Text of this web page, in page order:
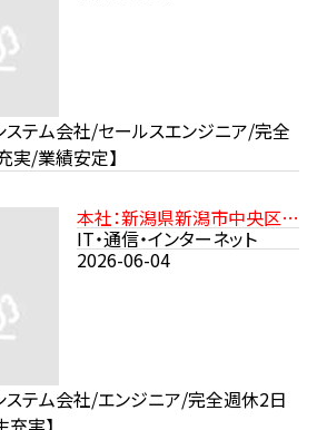
ステム会社/セールスエンジニア/完全
実/業績安定】
本社：新潟県新潟市中央区沼
垂東2-11-21 JR信越本線「新
潟駅」より徒歩15分
IT・通信・インターネット
2026-06-04
ステム会社/エンジニア/完全週休2日